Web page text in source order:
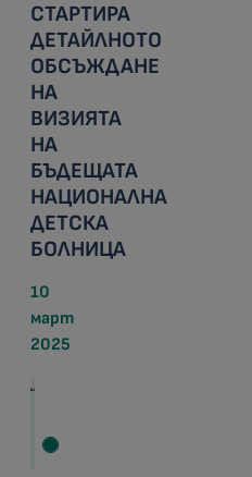
СТАРТИРА
ДЕТАЙЛНОТО
ОБСЪЖДАНЕ
НА
ВИЗИЯТА
НА
БЪДЕЩАТА
НАЦИОНАЛНА
ДЕТСКА
БОЛНИЦА
10
март
2025